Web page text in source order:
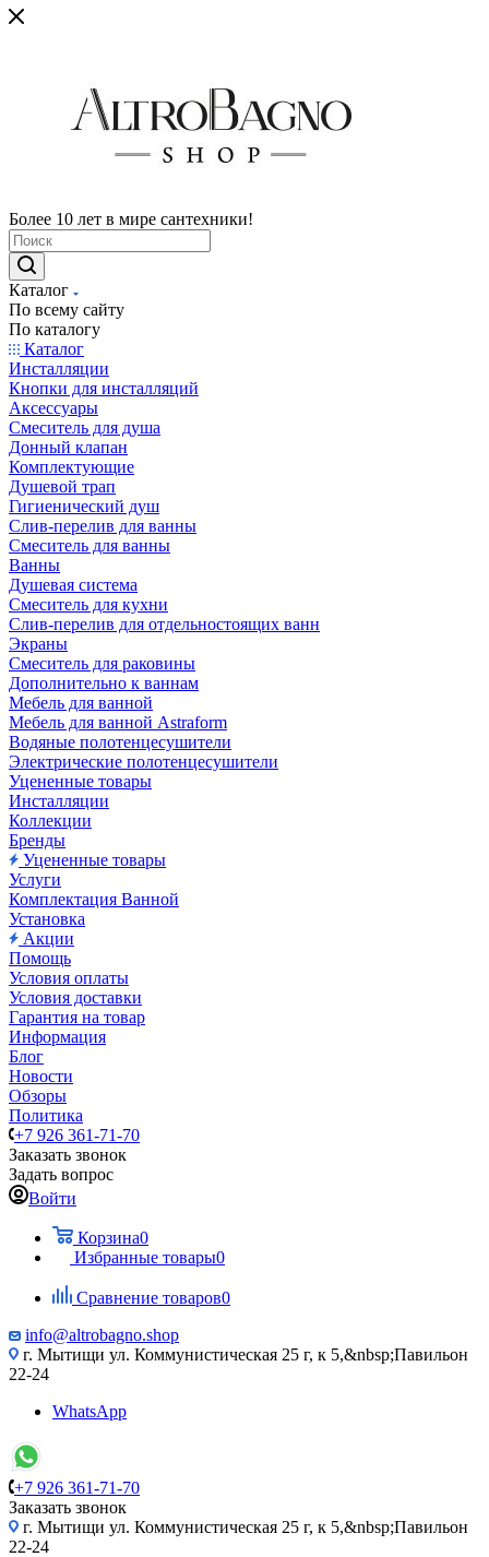
Более 10 лет в мире сантехники!
Каталог
По всему сайту
По каталогу
Каталог
Инсталляции
Кнопки для инсталляций
Аксессуары
Смеситель для душа
Донный клапан
Комплектующие
Душевой трап
Гигиенический душ
Слив-перелив для ванны
Смеситель для ванны
Ванны
Душевая система
Смеситель для кухни
Слив-перелив для отдельностоящих ванн
Экраны
Смеситель для раковины
Дополнительно к ваннам
Мебель для ванной
Мебель для ванной Astraform
Водяные полотенцесушители
Электрические полотенцесушители
Уцененные товары
Инсталляции
Коллекции
Бренды
Уцененные товары
Услуги
Комплектация Ванной
Установка
Акции
Помощь
Условия оплаты
Условия доставки
Гарантия на товар
Информация
Блог
Новости
Обзоры
Политика
+7 926 361-71-70
Заказать звонок
Задать вопрос
Войти
Корзина0
Избранные товары0
Сравнение товаров0
info@altrobagno.shop
г. Мытищи ул. Коммунистическая 25 г, к 5,&nbsp;Павильон
22-24
WhatsApp
+7 926 361-71-70
Заказать звонок
г. Мытищи ул. Коммунистическая 25 г, к 5,&nbsp;Павильон
22-24